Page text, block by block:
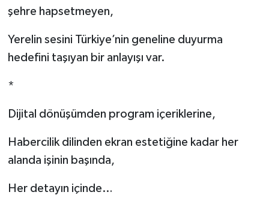
şehre hapsetmeyen,
Yerelin sesini Türkiye’nin geneline duyurma
hedefini taşıyan bir anlayışı var.
*
Dijital dönüşümden program içeriklerine,
Habercilik dilinden ekran estetiğine kadar her
alanda işinin başında,
Her detayın içinde…